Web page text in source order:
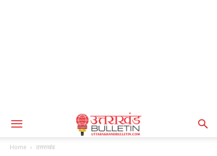
Home उत्तराखंड